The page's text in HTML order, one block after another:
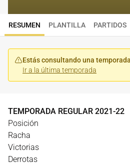
RESUMEN PLANTILLA PARTIDOS
Estás consultando una
Ir a la última temporada
TEMPORADA REGULAR 2021-22
Posición
Racha
Victorias
Derrotas